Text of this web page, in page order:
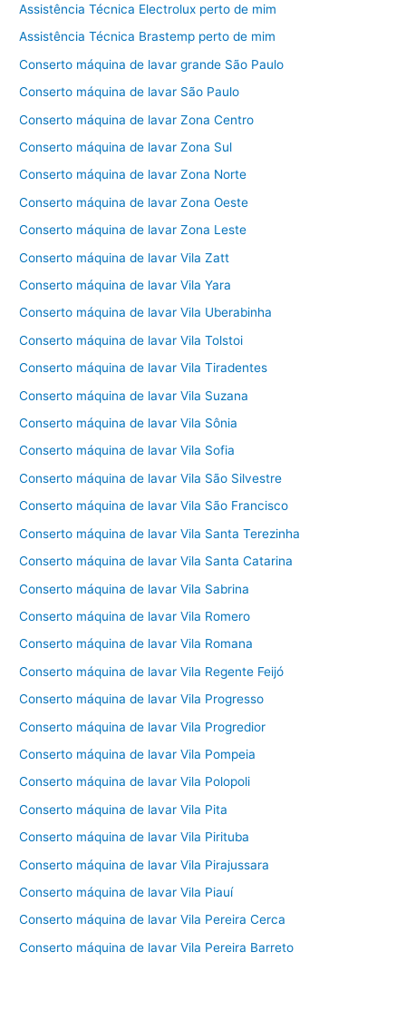
Assistência Técnica Electrolux perto de mim
Assistência Técnica Brastemp perto de mim
Conserto máquina de lavar grande São Paulo
Conserto máquina de lavar São Paulo
Conserto máquina de lavar Zona Centro
Conserto máquina de lavar Zona Sul
Conserto máquina de lavar Zona Norte
Conserto máquina de lavar Zona Oeste
Conserto máquina de lavar Zona Leste
Conserto máquina de lavar Vila Zatt
Conserto máquina de lavar Vila Yara
Conserto máquina de lavar Vila Uberabinha
Conserto máquina de lavar Vila Tolstoi
Conserto máquina de lavar Vila Tiradentes
Conserto máquina de lavar Vila Suzana
Conserto máquina de lavar Vila Sônia
Conserto máquina de lavar Vila Sofia
Conserto máquina de lavar Vila São Silvestre
Conserto máquina de lavar Vila São Francisco
Conserto máquina de lavar Vila Santa Terezinha
Conserto máquina de lavar Vila Santa Catarina
Conserto máquina de lavar Vila Sabrina
Conserto máquina de lavar Vila Romero
Conserto máquina de lavar Vila Romana
Conserto máquina de lavar Vila Regente Feijó
Conserto máquina de lavar Vila Progresso
Conserto máquina de lavar Vila Progredior
Conserto máquina de lavar Vila Pompeia
Conserto máquina de lavar Vila Polopoli
Conserto máquina de lavar Vila Pita
Conserto máquina de lavar Vila Pirituba
Conserto máquina de lavar Vila Pirajussara
Conserto máquina de lavar Vila Piauí
Conserto máquina de lavar Vila Pereira Cerca
Conserto máquina de lavar Vila Pereira Barreto